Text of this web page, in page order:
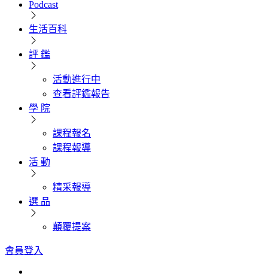
Podcast
生活百科
評 鑑
活動進行中
查看評鑑報告
學 院
課程報名
課程報導
活 動
精采報導
選 品
顛覆提案
會員登入